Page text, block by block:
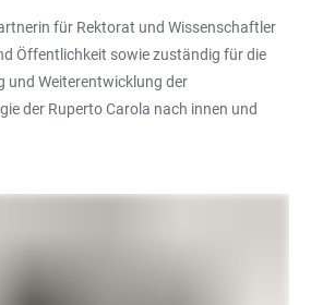
für Rektorat und Wissenschaftler
Öffentlichkeit sowie zuständig für die
und Weiterentwicklung der
der Ruperto Carola nach innen und